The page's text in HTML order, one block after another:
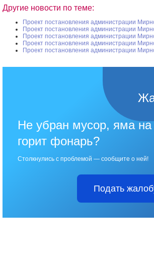
Другие новости по теме:
Проект постановления администрации
Проект постановления администрации
Проект постановления администрации
Проект постановления администрации
Проект постановления администрации
Не убран мусор, яма на
горит фонарь?
Столкнулись с проблемой — сообщите о ней!
Подать